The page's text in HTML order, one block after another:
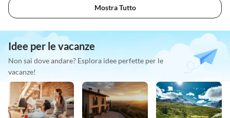
Mostra Tutto
Idee per le vacanze
Non sai dove andare? Esplora idee perfette per le
vacanze!